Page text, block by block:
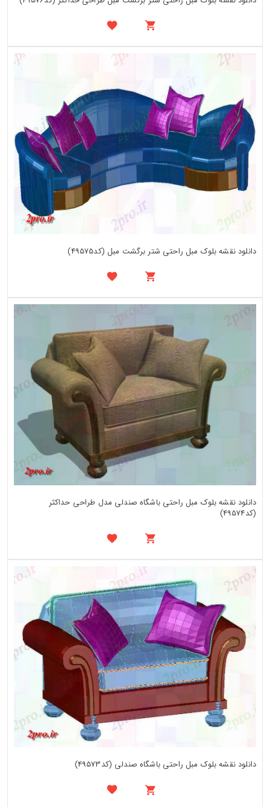
دانلود نقشه بلوک مبل راحتی شتر برگشت مبل (کد49575)
دانلود نقشه بلوک مبل راحتی باشگاه صندلی مدل طراحی حداکثر
(کد49574)
دانلود نقشه بلوک مبل راحتی باشگاه صندلی (کد49573)